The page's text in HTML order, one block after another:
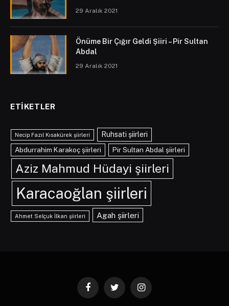
29 Aralık 2021
Önüme Bir Çığır Geldi Şiiri – Pir Sultan
Abdal
29 Aralık 2021
ETIKETLER
Necip Fazıl Kısakürek şiirleri
Ruhsati şiirleri
Abdurrahim Karakoç şiirleri
Pir Sultan Abdal şiirleri
Aziz Mahmud Hüdayi şiirleri
Karacaoğlan şiirleri
Ahmet Selçuk İlkan şiirleri Agah şiirleri
FacebookTwitter Instagram